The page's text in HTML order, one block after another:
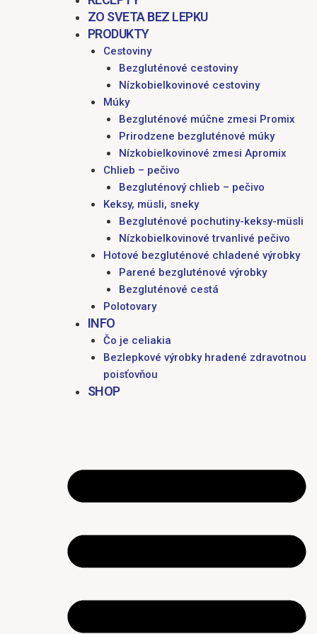
ZO SVETA BEZ LEPKU
PRODUKTY
Cestoviny
Bezgluténové cestoviny
Nízkobielkovinové cestoviny
Múky
Bezgluténové múčne zmesi Promix
Prirodzene bezgluténové múky
Nízkobielkovinové zmesi Apromix
Chlieb – pečivo
Bezgluténový chlieb – pečivo
Keksy, müsli, sneky
Bezgluténové pochutiny-keksy-müsli
Nízkobielkovinové trvanlivé pečivo
Hotové bezgluténové chladené výrobky
Parené bezgluténové výrobky
Bezgluténové cestá
Polotovary
INFO
Čo je celiakia
Bezlepkové výrobky hradené zdravotnou
poisťovňou
SHOP